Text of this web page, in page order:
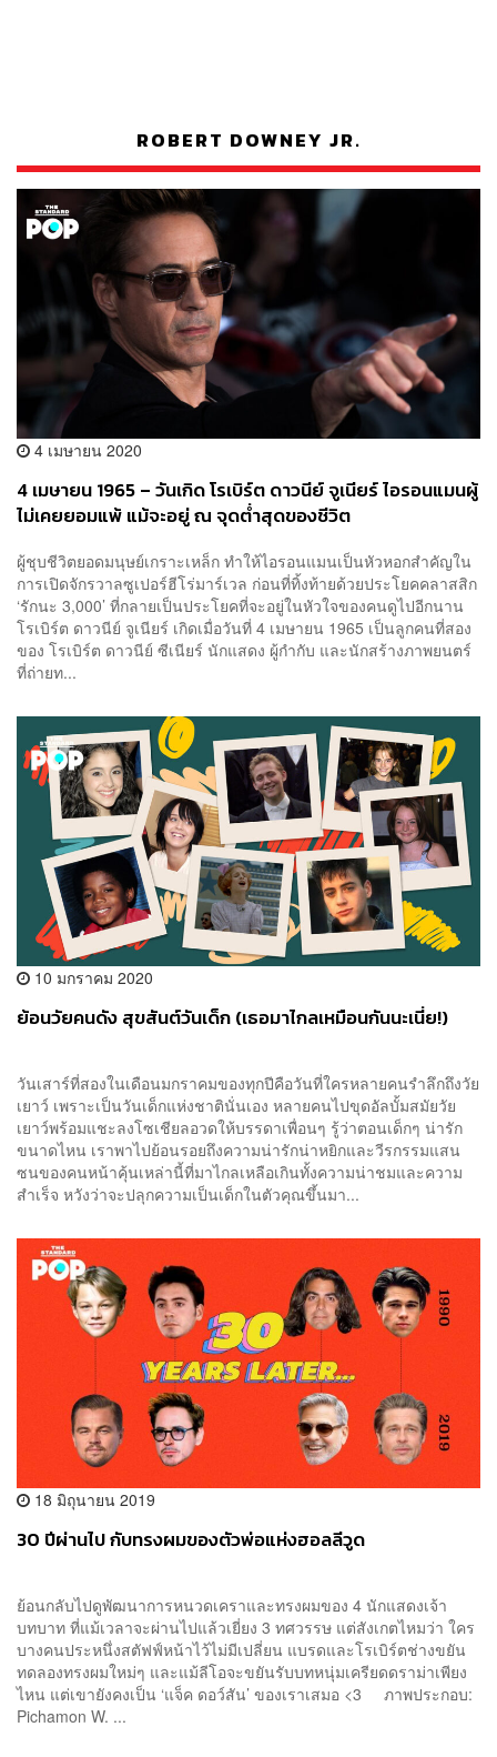
ROBERT DOWNEY JR.
4 เมษายน 2020
4 เมษายน 1965 – วันเกิด โรเบิร์ต ดาวนีย์ จูเนียร์ ไอรอนแมนผู้
ไม่เคยยอมแพ้ แม้จะอยู่ ณ จุดต่ำสุดของชีวิต
ผู้ชุบชีวิตยอดมนุษย์เกราะเหล็ก ทำให้ไอรอนแมนเป็นหัวหอกสำคัญใน
การเปิดจักรวาลซูเปอร์ฮีโร่มาร์เวล ก่อนที่ทิ้งท้ายด้วยประโยคคลาสสิก
‘รักนะ 3,000’ ที่กลายเป็นประโยคที่จะอยู่ในหัวใจของคนดูไปอีกนาน
โรเบิร์ต ดาวนีย์ จูเนียร์ เกิดเมื่อวันที่ 4 เมษายน 1965 เป็นลูกคนที่สอง
ของ โรเบิร์ต ดาวนีย์ ซีเนียร์ นักแสดง ผู้กำกับ และนักสร้างภาพยนตร์
ที่ถ่ายท...
10 มกราคม 2020
ย้อนวัยคนดัง สุขสันต์วันเด็ก (เธอมาไกลเหมือนกันนะเนี่ย!)
วันเสาร์ที่สองในเดือนมกราคมของทุกปีคือวันที่ใครหลายคนรำลึกถึงวัย
เยาว์ เพราะเป็นวันเด็กแห่งชาตินั่นเอง หลายคนไปขุดอัลบั้มสมัยวัย
เยาว์พร้อมแชะลงโซเชียลอวดให้บรรดาเพื่อนๆ รู้ว่าตอนเด็กๆ น่ารัก
ขนาดไหน เราพาไปย้อนรอยถึงความน่ารักน่าหยิกและวีรกรรมแสน
ซนของคนหน้าคุ้นเหล่านี้ที่มาไกลเหลือเกินทั้งความน่าชมและความ
สำเร็จ หวังว่าจะปลุกความเป็นเด็กในตัวคุณขึ้นมา...
18 มิถุนายน 2019
30 ปีผ่านไป กับทรงผมของตัวพ่อแห่งฮอลลีวูด
ย้อนกลับไปดูพัฒนาการหนวดเคราและทรงผมของ 4 นักแสดงเจ้า
บทบาท ที่แม้เวลาจะผ่านไปแล้วเยี่ยง 3 ทศวรรษ แต่สังเกตไหมว่า ใคร
บางคนประหนึ่งสตัฟฟ์หน้าไว้ไม่มีเปลี่ยน แบรดและโรเบิร์ตช่างขยัน
ทดลองทรงผมใหม่ๆ และแม้ลีโอจะขยันรับบทหนุ่มเครียดดราม่าเพียง
ไหน แต่เขายังคงเป็น ‘แจ็ค ดอว์สัน’ ของเราเสมอ <3 ภาพประกอบ:
Pichamon W. ...